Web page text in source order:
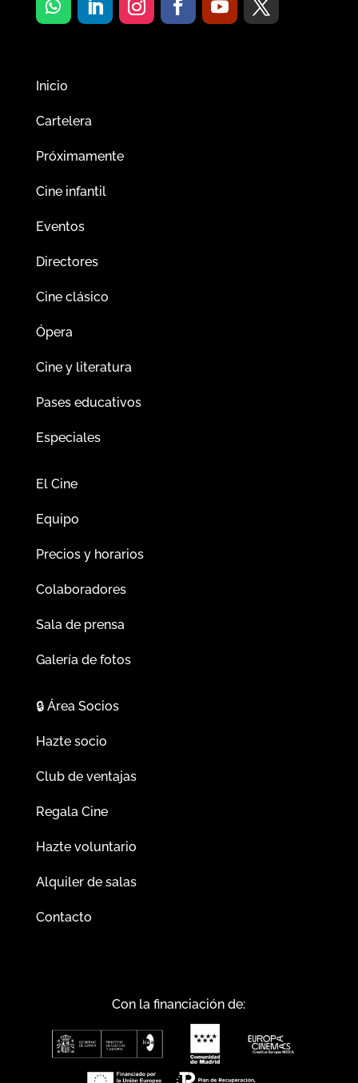
Inicio
Cartelera
Próximamente
Cine infantil
Eventos
Directores
Cine clásico
Ópera
Cine y literatura
Pases educativos
Especiales
El Cine
Equipo
Precios y horarios
Colaboradores
Sala de prensa
Galería de fotos
🔒Área Socios
Hazte socio
Club de ventajas
Regala Cine
Hazte voluntario
Alquiler de salas
Contacto
Con la financiación de: